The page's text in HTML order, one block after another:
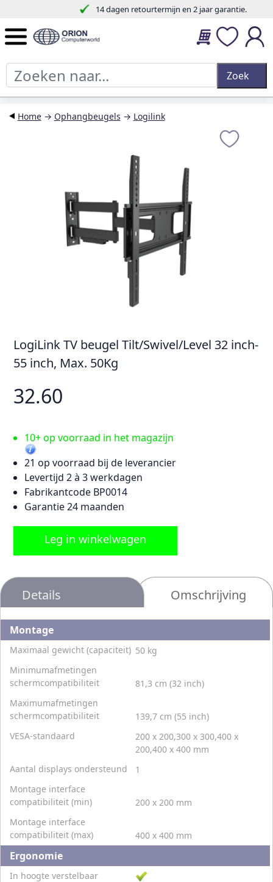
14 dagen retourtermijn en 2 jaar garantie.
Home→ Ophangbeugels → Logilink
LogiLink TV beugel Tilt/Swivel/Level 32 inch-
55 inch, Max. 50Kg
32.60
10+ op voorraad in het magazijn
21 op voorraad bij de leverancier
Levertijd 2 à 3 werkdagen
Fabrikantcode BP0014
Garantie 24 maanden
Leg in winkelwagen
Details Omschrijving
Montage
Maximaal gewicht (capaciteit) 50 kg
Minimumafmetingen
schermcompatibiliteit
81,3 cm (32 inch)
Maximumafmetingen
schermcompatibiliteit
139,7 cm (55 inch)
VESA-standaard
200 x 200,300 x 300,400 x
200,400 x 400 mm
Aantal displays ondersteund
1
Montage interface
compatibiliteit (min)
200 x 200 mm
Montage interface
compatibiliteit (max)
400 x 400 mm
Ergonomie
In hoogte verstelbaar